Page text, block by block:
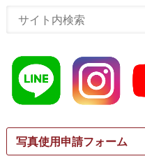
写真使用申請フォーム